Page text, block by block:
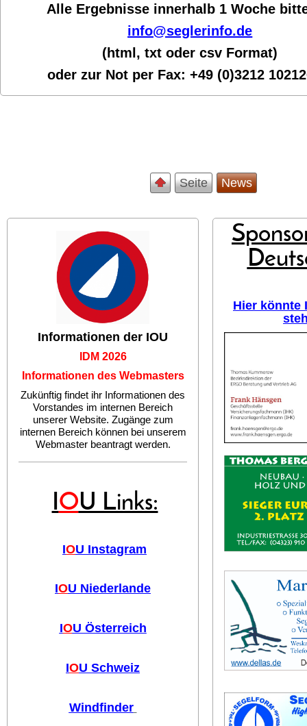
Alle Ergebnisse innerhalb 1 Woche bit
info@seglerinfo.de
(html, txt oder csv Format)
oder zur Not per Fax:+49 (0)3212
Seite News
Informationen der IOU
IDM 2026
Informationen des Webmasters
Zukünftig findet ihr Informationen des
Vorstandes im internen Bereich
unserer Website. Zugänge zum
internen Bereich können bei unserem
Webmaster beantragt werden.
IOU Links:
IOU Instagram
IOU Niederlande
IOU Österreich
IOU Schweiz
Windfinder
Hier könnte